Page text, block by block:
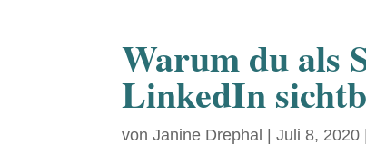
Warum du als
LinkedIn
vonJanine Drephal |Juli 8, 2020 |